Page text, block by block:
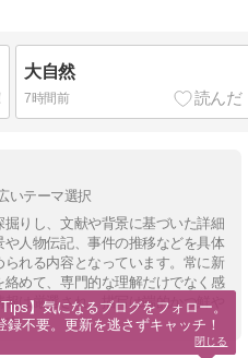
大自然
7時間前
いテーマ選択
りし、文献や背景に基づいた詳細
人物伝記、事件の推移などを具体
れる内容となっています。常に新
めて、専門的な理解だけでなく感
は厳選され、描写は端的かつ鮮や
す。
Tips】気になるブログをフォロー。
録不要。更新を逃さずキャッチ！
閉じる